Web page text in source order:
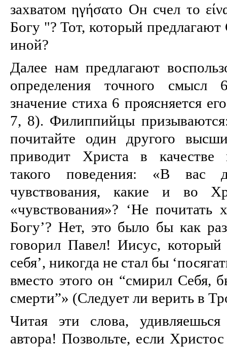
захватом ηγήσατο Он счел το
Богу "? Тот, который
иной?
Далее нам предлагают
определения точного смысл
значение стиха 6 проясняется
7, 8). Филиппийцы
почитайте один другого
приводит Христа в качестве
такого поведения: «В
чувствования, какие и во
«чувствования»? ‘Не
Богу’? Нет, это было бы как
говорил Павел! Иисус,
себя’, никогда не стал бы
вместо этого он “смирил Себя,
смерти”» (Следует ли верить в
Читая эти слова,
автора! Позвольте, если